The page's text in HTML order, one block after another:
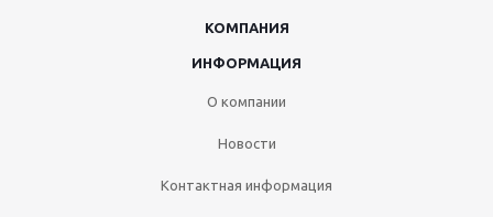
КОМПАНИЯ
ИНФОРМАЦИЯ
О компании
Новости
Контактная информация